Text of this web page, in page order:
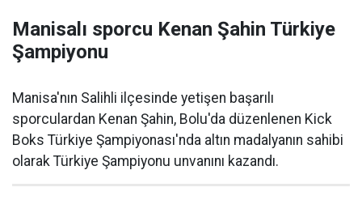
Manisalı sporcu Kenan Şahin Türkiye
Şampiyonu
Manisa'nın Salihli ilçesinde yetişen başarılı
sporculardan Kenan Şahin, Bolu'da düzenlenen Kick
Boks Türkiye Şampiyonası'nda altın madalyanın sahibi
olarak Türkiye Şampiyonu unvanını kazandı.